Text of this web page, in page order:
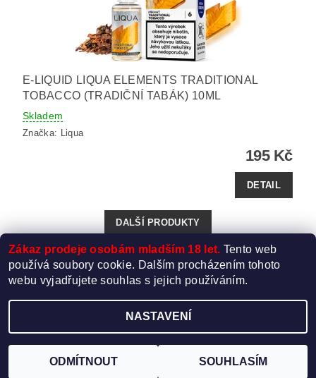
E-LIQUID LIQUA ELEMENTS TRADITIONAL
TOBACCO (TRADIČNÍ TABÁK) 10ML
Skladem
Značka: Liqua
195 Kč
DETAIL
DALŠÍ PRODUKTY
1 ... 48
Vytvořil Shoptet
Zákaz prodeje osobám mladším 18 let. Tento web
používá soubory cookie. Dalším procházením tohoto
webu vyjadřujete souhlas s jejich používáním.
NASTAVENÍ
ODMÍTNOUT SOUHLASÍM